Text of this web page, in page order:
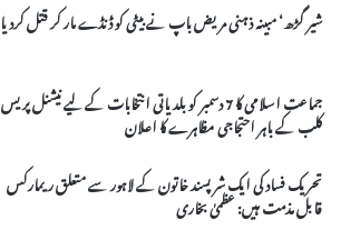
شیر گڑھ‘ مبینہ ذہنی مریض باپ نے بیٹی کو ڈنڈے مار کر قتل کردیا
جماعت اسلامی کا 7 دسمبر کو بلدیاتی انتخابات کے لیے نیشنل پریس
کلب کے باہر احتجاجی مظاہرے کا اعلان
تحریک فساد کی ایک شرپسند خاتون کے لاہور سے متعلق ریمارکس
قابل مذمت ہیں: عظمیٰ بخاری